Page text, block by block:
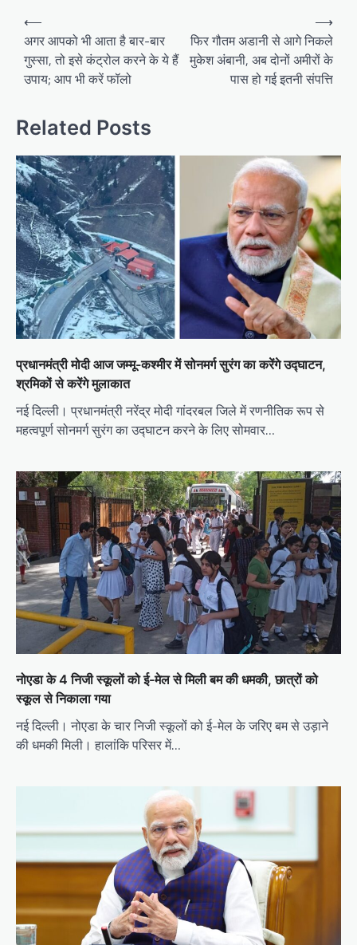
Post
navigation
⟵
अगर आपको भी आता है बार-बार
गुस्सा, तो इसे कंट्रोल करने के ये हैं
उपाय; आप भी करें फॉलो
फिर गौतम अडानी से आगे निकले
मुकेश अंबानी, अब दोनों अमीरों के
पास हो गई इतनी संपत्ति
⟶
Related Posts
प्रधानमंत्री मोदी आज जम्मू-कश्मीर में सोनमर्ग सुरंग का करेंगे उद्घाटन,
श्रमिकों से करेंगे मुलाकात
नई दिल्ली। प्रधानमंत्री नरेंद्र मोदी गांदरबल जिले में रणनीतिक रूप से
महत्वपूर्ण सोनमर्ग सुरंग का उद्घाटन करने के लिए सोमवार…
नोएडा के 4 निजी स्कूलों को ई-मेल से मिली बम की धमकी, छात्रों को
स्कूल से निकाला गया
नई दिल्ली। नोएडा के चार निजी स्कूलों को ई-मेल के जरिए बम से उड़ाने
की धमकी मिली। हालांकि परिसर में…